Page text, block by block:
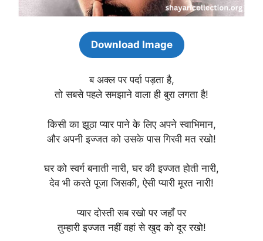
Download Image
ब अक्ल पर पर्दा पड़ता है,
तो सबसे पहले समझाने वाला ही बुरा लगता है!
किसी का झूठा प्यार पाने के लिए अपने स्वाभिमान,
और अपनी इज्जत को उसके पास गिरवी मत रखो!
घर को स्वर्ग बनाती नारी, घर की इज्जत होती नारी,
देव भी करते पूजा जिसकी, ऐसी प्यारी मूरत नारी!
प्यार दोस्ती सब रखो पर जहाँ पर
तुम्हारी इज्जत नहीं वहां से खुद को दूर रखो!